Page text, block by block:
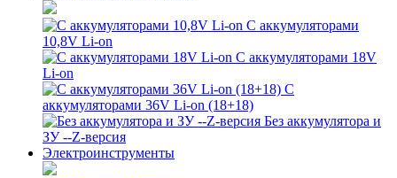
С аккумуляторами
10,8V Li-on
С аккумуляторами 18V
Li-on
С
аккумуляторами 36V Li-on (18+18)
Без аккумулятора и
ЗУ --Z-версия
Электроинструменты